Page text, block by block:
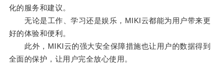
化的服务和建议。
无论是工作、学习还是娱乐，MIKI云都能为用户带来更
好的体验和便利。
此外，MIKI云的强大安全保障措施也让用户的数据得到
全面的保护，让用户完全放心使用。